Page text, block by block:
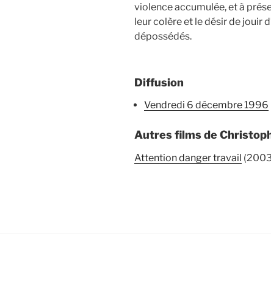
violence accumulée, et à
leur colère et le désir de jouir
dépossédés.
Diffusion
vendredi 6 décembre 1996
Autres films de
Attention danger travail